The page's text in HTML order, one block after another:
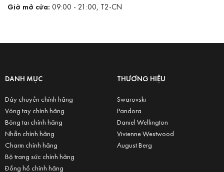
Giờ mở cửa: 09:00 - 21:00, T2-CN
DANH MỤC
Dây chuyền chính hãng
Vòng tay chính hãng
Bông tai chính hãng
Nhẫn chính hãng
Charm chính hãng
Bộ trang sức chính hãng
Đồng hồ chính hãng
THƯƠNG HIỆU
Swarovski
Pandora
Daniel Wellington
Vivienne Westwood
August Berg